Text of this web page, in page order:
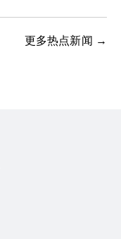
更多热点新闻 →